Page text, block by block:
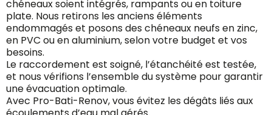
chéneaux soient intégrés, rampants ou en toiture
plate. Nous retirons les anciens éléments
endommagés et posons des chéneaux neufs en zinc,
en PVC ou en aluminium, selon votre budget et vos
besoins.
Le raccordement est soigné, l’étanchéité est testée,
et nous vérifions l’ensemble du système pour garantir
une évacuation optimale.
Avec Pro-Bati-Renov, vous évitez les dégâts liés aux